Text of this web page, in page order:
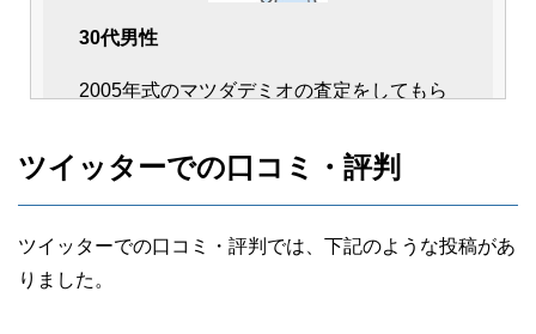
くれました。
最後の最後まで、価格アップに努めてくれ
30代男性
2005年式のマツダデミオの査定をしてもら
半年後が車検で乗り換えを考えており、飛
りました。
車の確認の仕方も適当で、相手にされてい
ツイッターでの口コミ・評判
ツイッターでの口コミ・評判では、下記のような投稿があ
りました。